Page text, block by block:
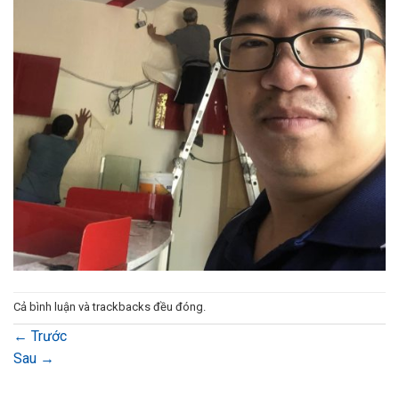
Cả bình luận và trackbacks đều đóng.
← Trước
Sau →